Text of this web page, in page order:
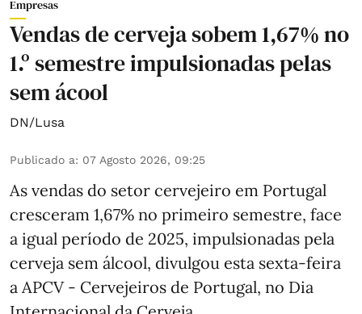
Empresas
Vendas de cerveja sobem 1,67% no
1.º semestre impulsionadas pelas
sem ácool
DN/Lusa
Publicado a: 07 Agosto 2026, 09:25
As vendas do setor cervejeiro em Portugal
cresceram 1,67% no primeiro semestre, face
a igual período de 2025, impulsionadas pela
cerveja sem álcool, divulgou esta sexta-feira
a APCV - Cervejeiros de Portugal, no Dia